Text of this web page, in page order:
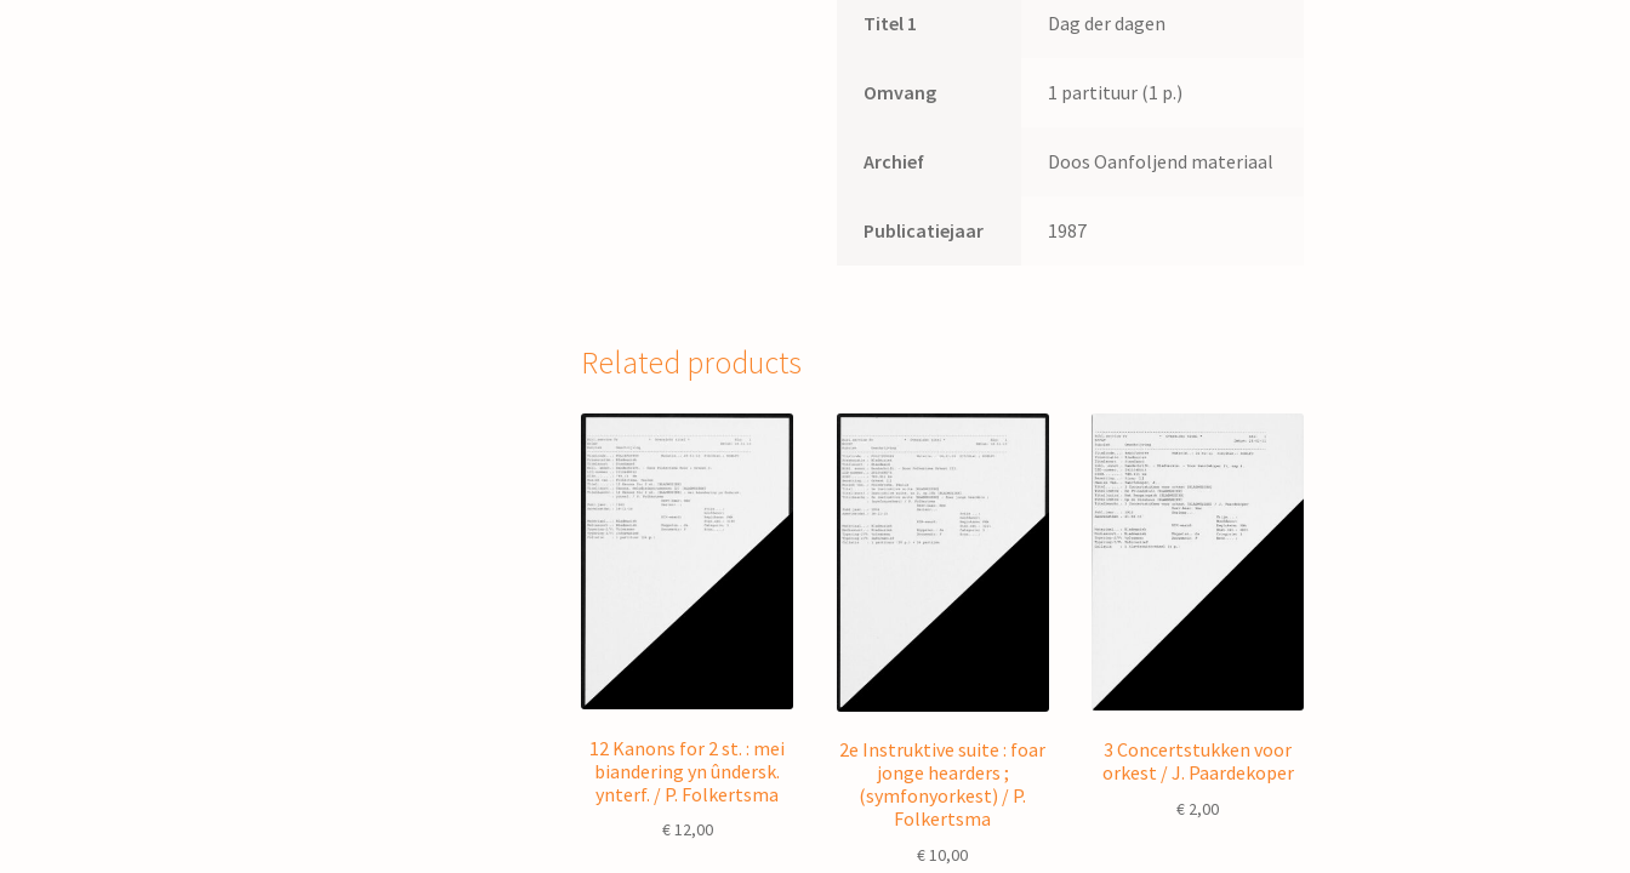
Titel 1 Dag der dagen
Omvang 1 partituur (1 p.)
Archief Doos Oanfoljend materiaal
Publicatiejaar 1987
Related products
12 Kanons for 2 st. : mei
biandering yn ûndersk.
ynterf. / P. Folkertsma
€12,00
2e Instruktive suite : foar
jonge hearders ;
(symfonyorkest) / P.
Folkertsma
€10,00
3 Concertstukken voor
orkest / J. Paardekoper
€ 2,00